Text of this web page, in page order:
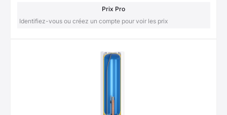
Prix Pro
Identifiez-vous ou créez un compte pour voir les prix